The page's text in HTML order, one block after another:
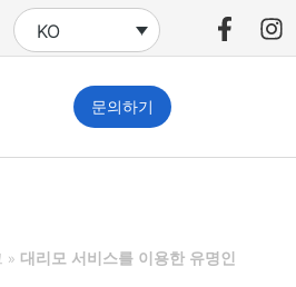
KO
문의하기
» 대리모 서비스를 이용한 유명인